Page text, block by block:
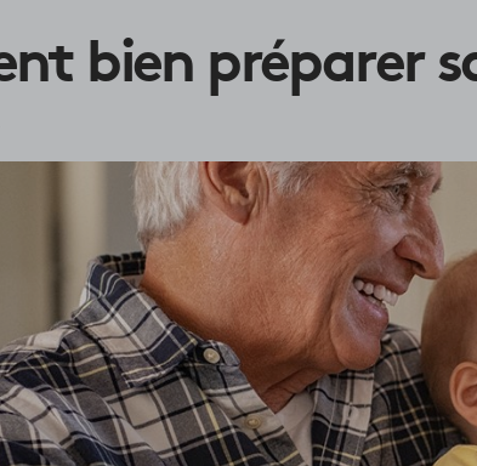
bien préparer